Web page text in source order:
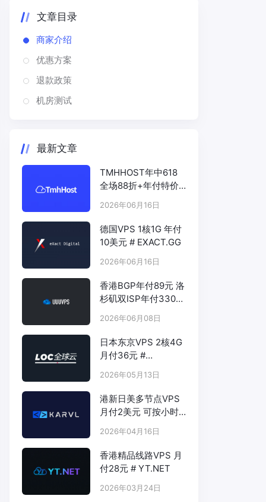
文章目录
商家介绍
优惠方案
退款政策
机房测试
最新文章
TMHHOST年中618
全场88折+年付特价
2026年06月16日
德国VPS 1核1G 年付
10美元 # EXACT.GG
2026年06月16日
香港BGP年付89元 洛
杉矶双ISP年付330元
2026年06月08日
日本东京VPS 2核4G
月付36元 #
2026年05月13日
港新日美多节点VPS
月付2美元 可按小时
2026年04月16日
香港精品线路VPS 月
付28元 # YT.NET
2026年03月24日